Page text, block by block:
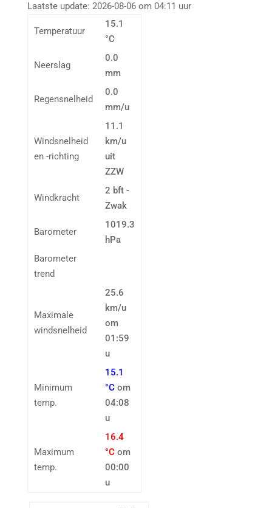
Laatste update: 2026-08-06 om 04:11 uur
Temperatuur
15.1
°C
Neerslag
0.0
mm
Regensnelheid
0.0
mm/u
Windsnelheid
en -richting
11.1
km/u
uit
ZZW
Windkracht
2 bft -
Zwak
Barometer
1019.3
hPa
Barometer
trend
Maximale
windsnelheid
25.6
km/u
om
01:59
u
Minimum
temp.
15.1
°Com
04:08
u
Maximum
temp.
16.4
°Com
00:00
u